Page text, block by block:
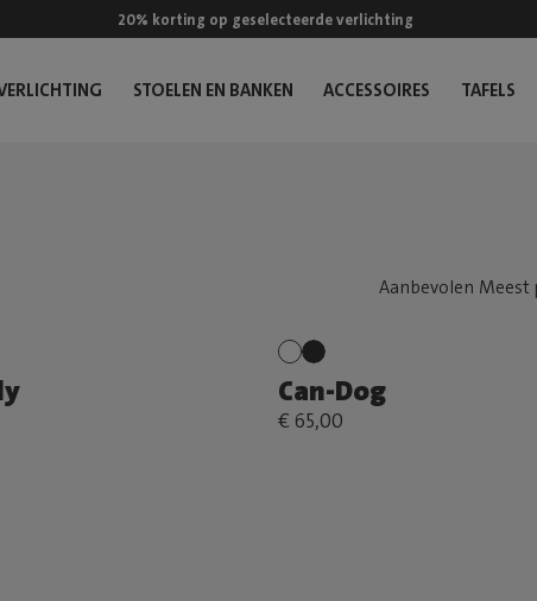
20% korting op geselecteerde verlichting
STOELEN EN BANKEN ACCESSOIRES TAFELS
Can-Dog
€ 65,00